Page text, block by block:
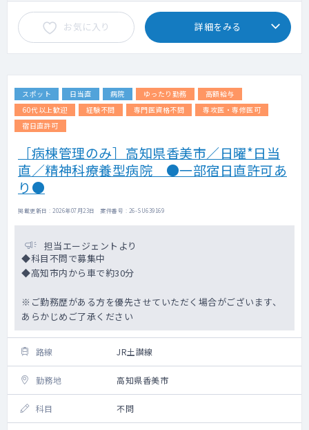
お気に入り 詳細をみる
スポット 日当直 病院 ゆったり勤務
高額給与
60代以上歓迎
経験不問 専門医資格不問
専攻医・専修医可
宿日直許可
［病棟管理のみ］高知県香美市／日曜*日当
直／精神科療養型病院 ●一部宿日直許可あ
り●
掲載更新日 : 2026年07月23日 案件番号 : 26-SU639169
担当エージェントより
◆科目不問で募集中
◆高知市内から車で約30分
※ご勤務歴がある方を優先させていただく場合がございます、
あらかじめご了承ください
路線 JR土讃線
勤務地 高知県香美市
科目 不問